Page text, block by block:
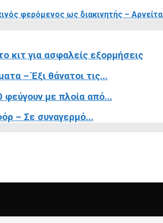
φερόμενος ως διακινητής –
κιτ για ασφαλείς εξορμήσεις
– Έξι θάνατοι τις...
με πλοία από...
– Σε συναγερμό...